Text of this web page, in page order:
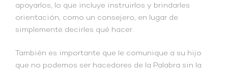
apoyarlos, lo que incluye instruirlos y brindarles
orientación, como un consejero, en lugar de
simplemente decirles qué hacer.
También es importante que le comunique a su hijo
que no podemos ser hacedores de la Palabra sin la